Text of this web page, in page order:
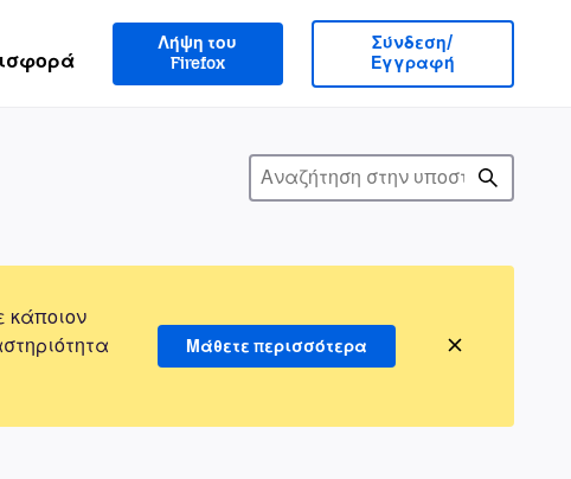
Λήψη του
Firefox
Σύνδεση/
Εγγραφή
κάποιον
Μάθετε περισσότερα